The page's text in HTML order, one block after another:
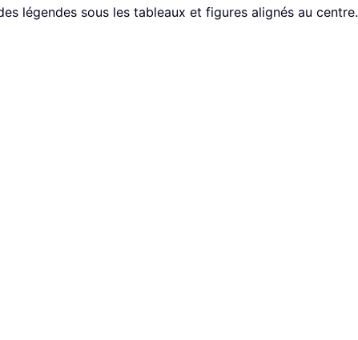
légendes sous les tableaux et figures alignés au centre.